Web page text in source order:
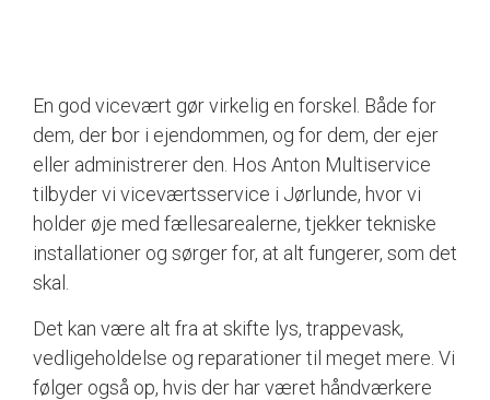
En god vicevært gør virkelig en forskel. Både for
dem, der bor i ejendommen, og for dem, der ejer
eller administrerer den. Hos Anton Multiservice
tilbyder vi viceværtsservice i Jørlunde, hvor vi
holder øje med fællesarealerne, tjekker tekniske
installationer og sørger for, at alt fungerer, som det
skal.
Det kan være alt fra at skifte lys, trappevask,
vedligeholdelse og reparationer til meget mere. Vi
følger også op, hvis der har været håndværkere